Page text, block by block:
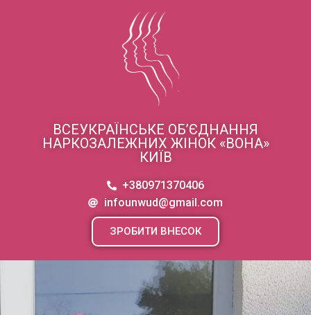
ВСЕУКРАЇНСЬКЕ ОБ’ЄДНАННЯ
НАРКОЗАЛЕЖНИХ ЖІНОК «ВОНА»
КИЇВ
+380971370406
infounwud@gmail.com
ЗРОБИТИ ВНЕСОК